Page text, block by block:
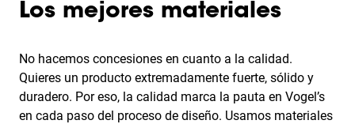
Los mejores materiales
No hacemos concesiones en cuanto a la calidad.
Quieres un producto extremadamente fuerte, sólido y
duradero. Por eso, la calidad marca la pauta en Vogel’s
en cada paso del proceso de diseño. Usamos materiales